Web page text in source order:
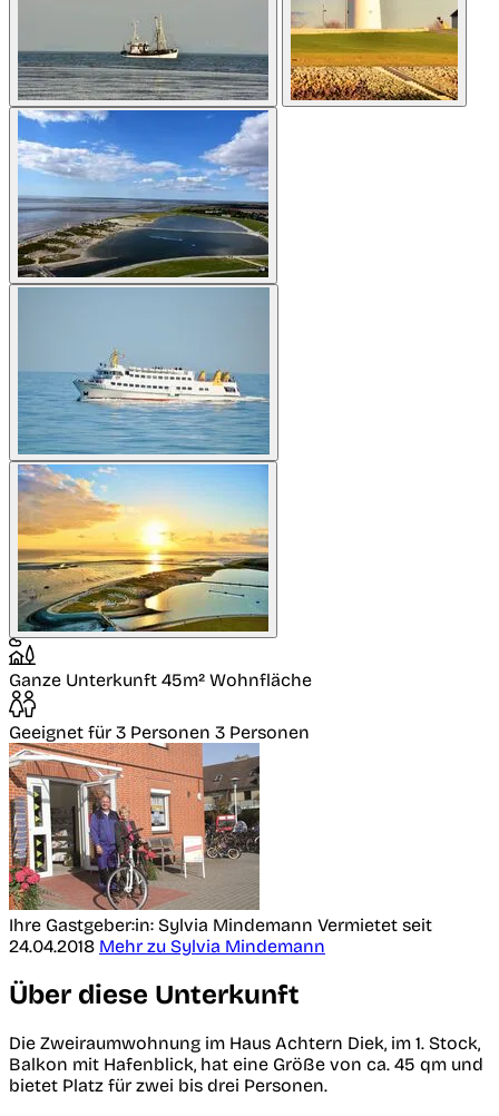
Ganze Unterkunft 45m² Wohnfläche
Geeignet für 3 Personen 3 Personen
Ihre Gastgeber:in: Sylvia Mindemann Vermietet seit
24.04.2018 Mehr zu Sylvia Mindemann
Über diese Unterkunft
Die Zweiraumwohnung im Haus Achtern Diek, im 1. Stock,
Balkon mit Hafenblick, hat eine Größe von ca. 45 qm und
bietet Platz für zwei bis drei Personen.